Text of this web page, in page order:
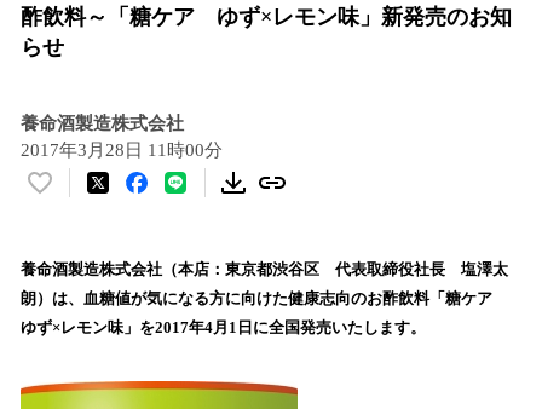
酢飲料～「糖ケア ゆず×レモン味」新発売のお知
らせ
養命酒製造株式会社
2017年3月28日 11時00分
い
！
数
を
込
養命酒製造株式会社（本店：東京都渋谷区 代表取締役社長 塩澤太
朗）は、血糖値が気になる方に向けた健康志向のお酢飲料「糖ケア
ゆず×レモン味」を2017年4月1日に全国発売いたします。